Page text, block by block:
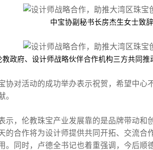
中宝协副秘书长房杰生女士致辞
教政府、设计师战略伙伴合作机构三方共同推
协对活动的成功举办表示祝贺，希望中心
。
示，伦教珠宝产业发展靠的是品牌带动和
的合作将为设计师提供共同开拓、交流合
。同时，卢德全书记也着重强调，今后顺